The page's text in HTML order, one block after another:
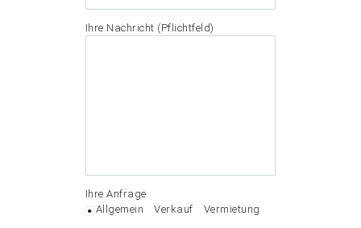
Ihre Nachricht (Pflichtfeld)
Ihre Anfrage
Allgemein
Verkauf Vermietung